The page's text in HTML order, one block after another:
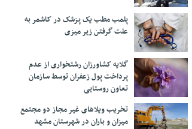
پلمب مطب یک پزشک در کاشمر به
علت گرفتن زیر میزی
گلایه کشاورزان رشتخواری از عدم
پرداخت پول زعفران توسط سازمان
تعاون روستایی
تخریب ویلاهای غیر مجاز دو مجتمع
میزان و باران در شهرستان مشهد